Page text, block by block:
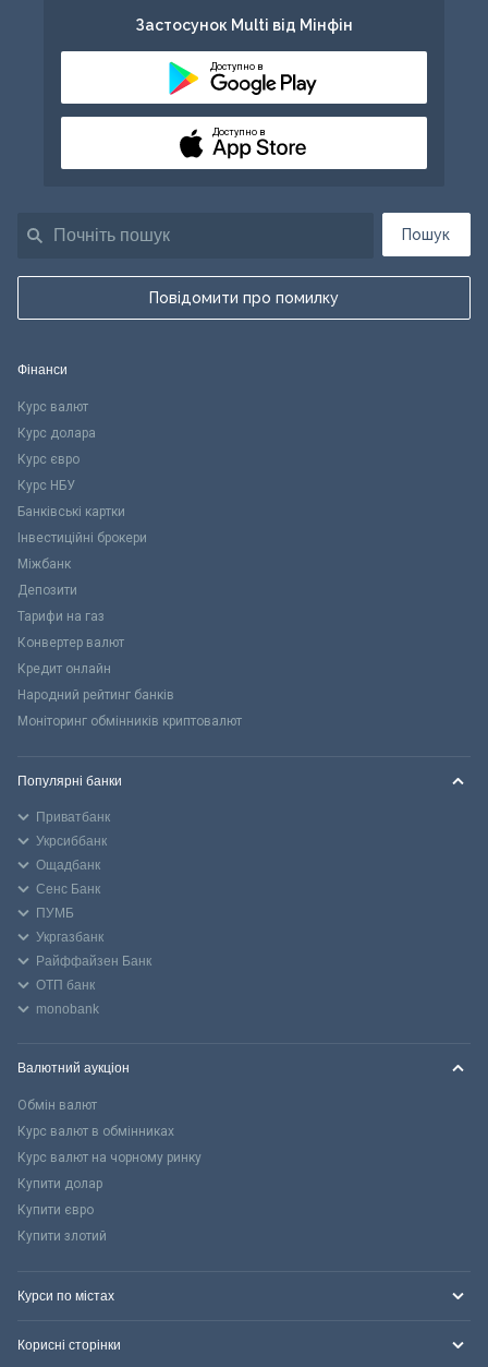
Пошук
Повідомити про помилку
Застосунок Multi від Мінфін
Доступно в
Доступно в
Фінанси
Курс валют
Курс долара
Курс євро
Курс НБУ
Банківські картки
Інвестиційні брокери
Міжбанк
Депозити
Тарифи на газ
Конвертер валют
Кредит онлайн
Народний рейтинг банків
Моніторинг обмінників криптовалют
Популярні банки
Приватбанк
Укрсиббанк
Ощадбанк
Сенс Банк
ПУМБ
Укргазбанк
Райффайзен Банк
ОТП банк
monobank
Валютний аукціон
Обмін валют
Курс валют в обмінниках
Курс валют на чорному ринку
Купити долар
Купити євро
Купити злотий
Курси по містах
Корисні сторінки